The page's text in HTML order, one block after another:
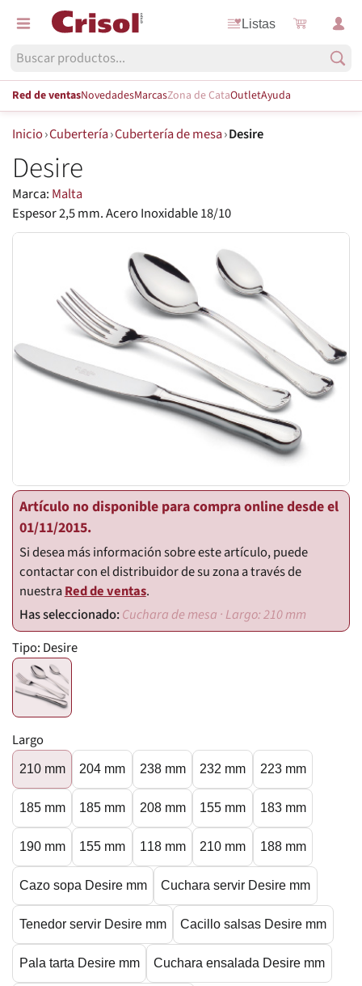
Listas
Red de ventasNovedadesMarcasZona de CataOutletAyuda
Inicio›Cubertería›Cubertería de mesa›Desire
Desire
Marca: Malta
Espesor 2,5 mm. Acero Inoxidable 18/10
Artículo no disponible para compra online desde el
01/11/2015.
Si desea más información sobre este artículo, puede
contactar con el distribuidor de su zona a través de
nuestraRed de ventas.
Cuchara de mesa · Largo: 210 mm
Tipo: Desire
Largo
210 mm 204 mm 238 mm 232 mm 223 mm
185 mm 185 mm 208 mm 155 mm 183 mm
190 mm 155 mm 118 mm 210 mm 188 mm
Cazo sopa Desire mm Cuchara servir Desire mm
Tenedor servir Desire mm Cacillo salsas Desire mm
Pala tarta Desire mm Cuchara ensalada Desire mm